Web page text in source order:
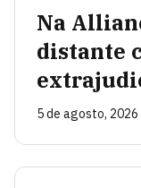
Na
distante
5 de agosto, 2026